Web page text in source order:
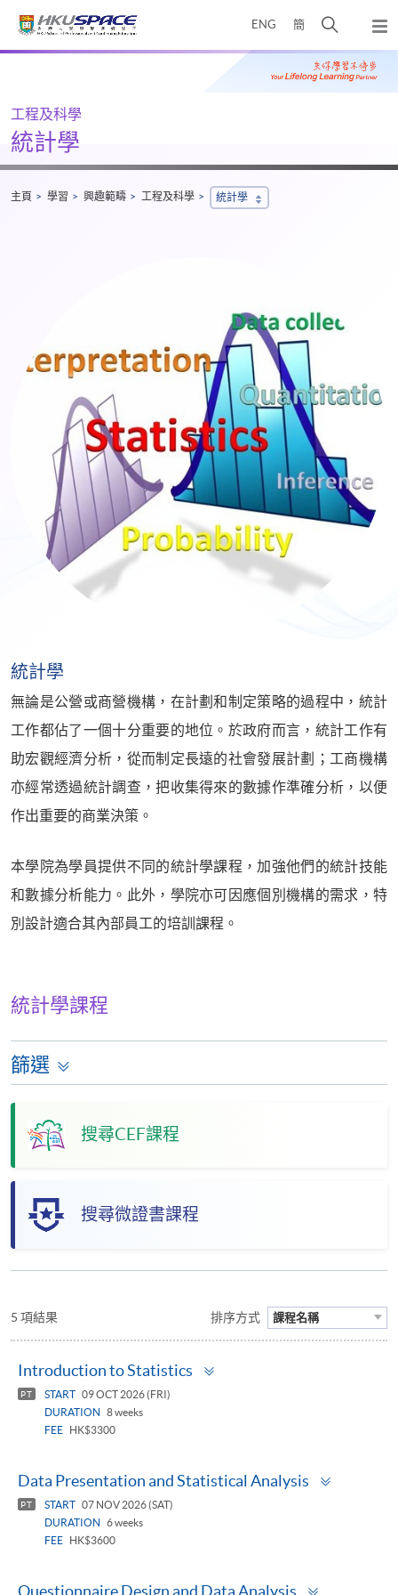
ENG 簡
開
搜
尋
彈
出
主
Main
工程及科學
統計學
主頁 學習 興趣範疇 工程及科學 統計學
統計學
無論是公營或商營機構，在計劃和制定策略的過程中，統計
工作都佔了一個十分重要的地位。於政府而言，統計工作有
助宏觀經濟分析，從而制定長遠的社會發展計劃；工商機構
亦經常透過統計調查，把收集得來的數據作準確分析，以便
作出重要的商業決策。
本學院為學員提供不同的統計學課程，加強他們的統計技能
和數據分析能力。此外，學院亦可因應個別機構的需求，特
別設計適合其內部員工的培訓課程。
統計學課程
篩選
搜尋CEF課程
搜尋微證書課程
5 項結果 排序方式 課程名稱
Introduction to Statistics
PT START 09 OCT 2026 (FRI)
DURATION
8 weeks
FEE
HK$3300
Data Presentation and Statistical Analysis
PT START 07 NOV 2026 (SAT)
DURATION
6 weeks
FEE
HK$3600